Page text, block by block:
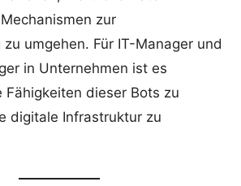
zur
umgehen. Für IT-Manager und
in Unternehmen ist es
dieser Bots zu
digitale Infrastruktur zu